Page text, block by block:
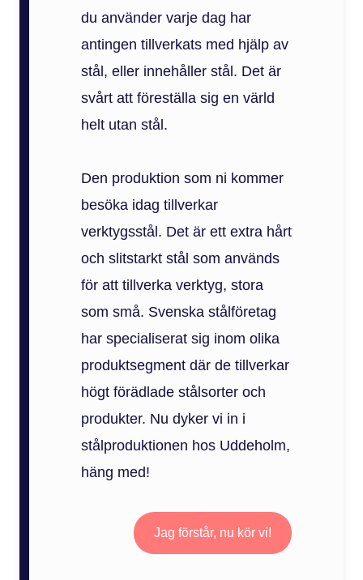
du använder varje dag har
antingen tillverkats med hjälp av
stål, eller innehåller stål. Det är
svårt att föreställa sig en värld
helt utan stål.
Den produktion som ni kommer
besöka idag tillverkar
verktygsstål. Det är ett extra hårt
och slitstarkt stål som används
för att tillverka verktyg, stora
som små. Svenska stålföretag
har specialiserat sig inom olika
produktsegment där de tillverkar
högt förädlade stålsorter och
produkter. Nu dyker vi in i
stålproduktionen hos Uddeholm,
häng med!
Jag förstår, nu kör vi!